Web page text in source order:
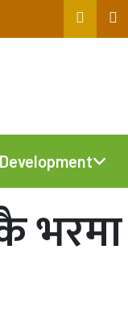
Development
भरमा